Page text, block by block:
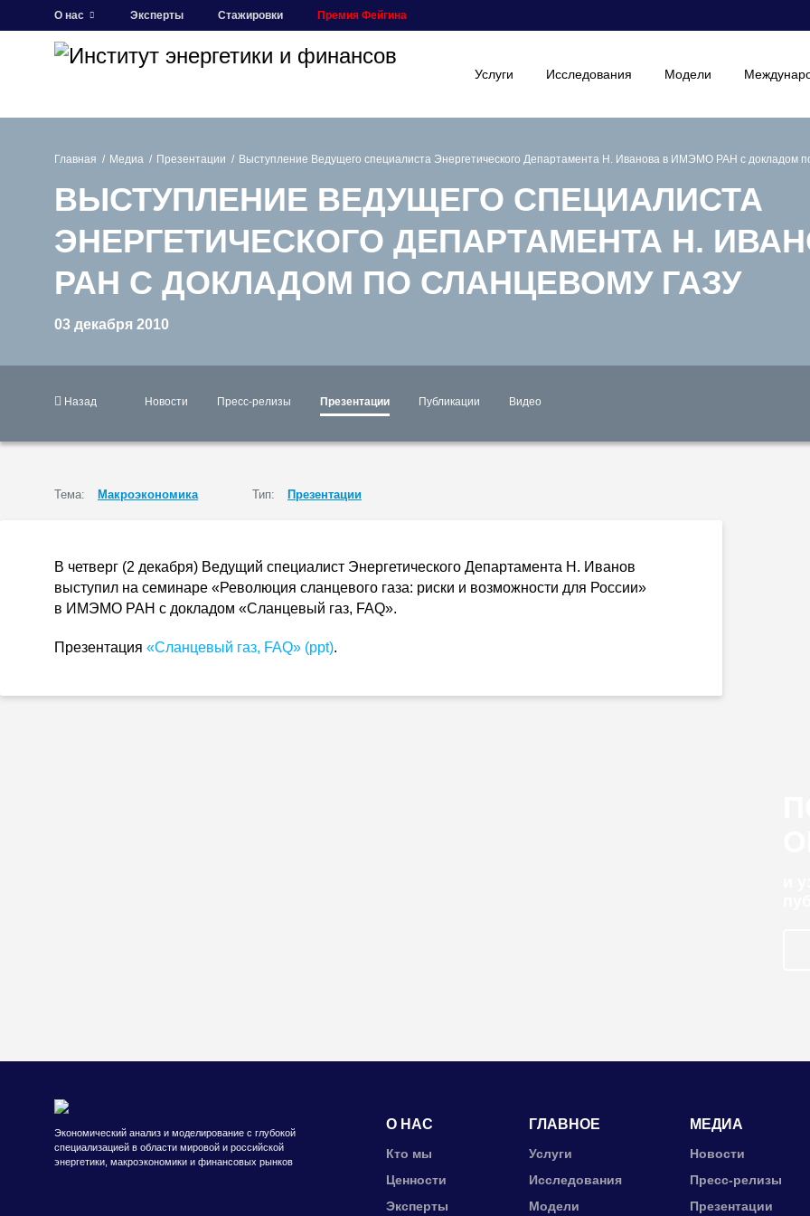
О нас Эксперты Стажировки Премия Фейгина
Услуги Исследования Модели
Главная Медиа Презентации Выступление Ведущего специалиста Энергетического Департамента Н. Иванова в ИМЭМО РАН с докладом
ВЫСТУПЛЕНИЕ ВЕДУЩЕГО СПЕЦИАЛИСТА
ЭНЕРГЕТИЧЕСКОГО ДЕПАРТАМЕНТА Н.
РАН С ДОКЛАДОМ ПО СЛАНЦЕВОМУ ГАЗУ
03 декабря 2010
Назад Новости Пресс-релизы Презентации Публикации Видео
Тема: Макроэкономика Тип: Презентации
В четверг (2 декабря) Ведущий специалист Энергетического Департамента Н. Иванов
выступил на семинаре «Революция сланцевого газа: риски и возможности для России»
в ИМЭМО РАН с докладом «Сланцевый газ, FAQ».
Презентация «Сланцевый газ, FAQ» (ppt).
Экономический анализ и моделирование с глубокой
специализацией в области мировой и российской
энергетики, макроэкономики и финансовых рынков
О НАС
Кто мы
Ценности
Эксперты
ГЛАВНОЕ
Услуги
Исследования
Модели
МЕДИА
Новости
Пресс-релизы
Презентации